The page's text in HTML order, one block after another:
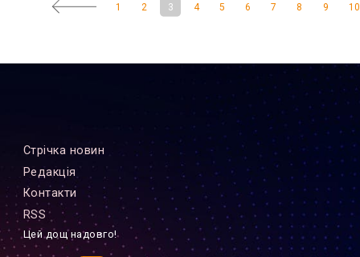
1 2 3 4 5 6 7 8 9 10
Стрiчка новин
Редакцiя
Контакти
RSS
Цей дощ надовго!